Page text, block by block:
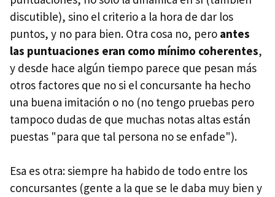
discutible), sino el criterio a la hora de dar los
puntos, y no para bien. Otra cosa no, pero antes
las puntuaciones eran como mínimo coherentes,
y desde hace algún tiempo parece que pesan más
otros factores que no si el concursante ha hecho
una buena imitación o no (no tengo pruebas pero
tampoco dudas de que muchas notas altas están
puestas "para que tal persona no se enfade").
Esa es otra: siempre ha habido de todo entre los
concursantes (gente a la que se le daba muy bien y